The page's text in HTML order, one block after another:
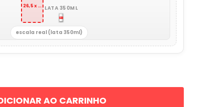
26,5 x 40 cm LATA 350ML
escala real (lata 350ml)
AO CARRINHO